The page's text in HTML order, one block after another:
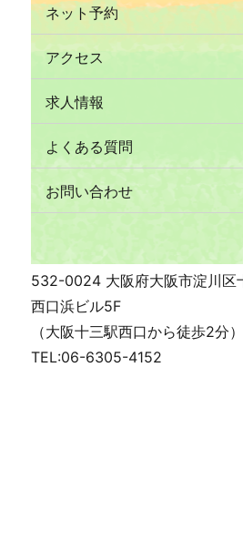
ネット予約
アクセス
求人情報
よくある質問
お問い合わせ
532-0024 大阪府大阪市淀川区
西口浜ビル5F
（大阪十三駅西口から徒歩2分）
TEL:06-6305-4152